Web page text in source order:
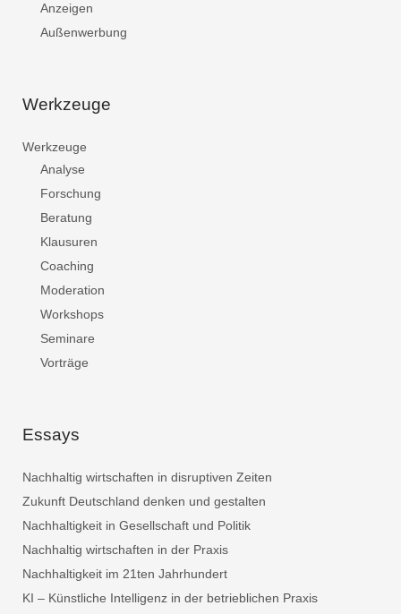
Anzeigen
Außenwerbung
Werkzeuge
Werkzeuge
Analyse
Forschung
Beratung
Klausuren
Coaching
Moderation
Workshops
Seminare
Vorträge
Essays
Nachhaltig wirtschaften in disruptiven Zeiten
Zukunft Deutschland denken und gestalten
Nachhaltigkeit in Gesellschaft und Politik
Nachhaltig wirtschaften in der Praxis
Nachhaltigkeit im 21ten Jahrhundert
KI – Künstliche Intelligenz in der betrieblichen Praxis